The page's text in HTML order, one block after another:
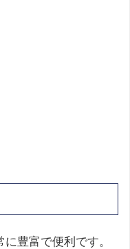
豊富で便利です。